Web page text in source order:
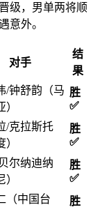
级，男单两将顺
意外。
对手
结
果
/钟舒韵（马
）
胜
✅
/克拉斯托
）
胜
✅
尔纳迪纳
）
胜
✅
（中国台
胜